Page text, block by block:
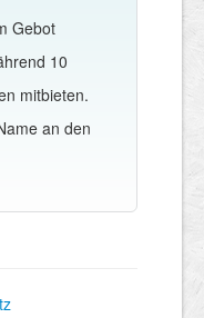
Gebot
10
mitbieten.
an den